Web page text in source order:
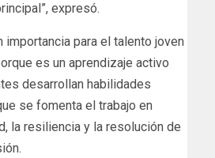
expresó.
importancia para el talento joven
es un aprendizaje activo
desarrollan habilidades
se fomenta el trabajo en
la resiliencia y la resolución de